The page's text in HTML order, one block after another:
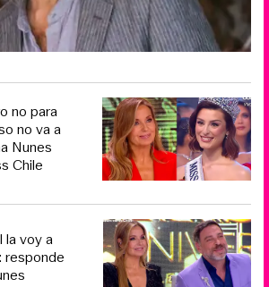
no para
no va a
Nunes
Chile
la voy a
responde